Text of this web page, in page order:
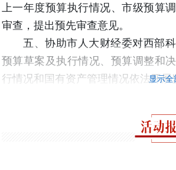
上一年度预算执行情况、市级预算
审查，提出预先审查意见。
五、协助市人大财经委对西部
预算草案及执行情况、预算调整和
行情况和国有资产管理情况依法开展
七、承担市人大常委会关于审
显示全